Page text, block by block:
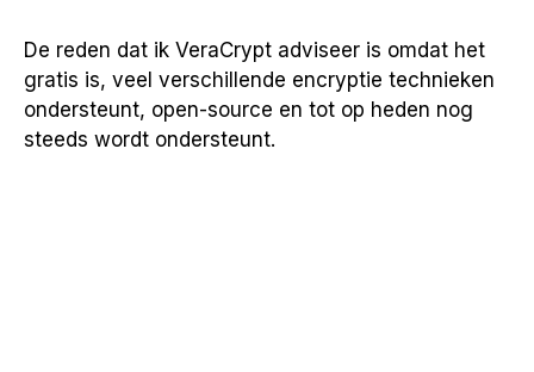
De reden dat ik VeraCrypt adviseer is omdat het
gratis is, veel verschillende encryptie technieken
ondersteunt, open-source en tot op heden nog
steeds wordt ondersteunt.